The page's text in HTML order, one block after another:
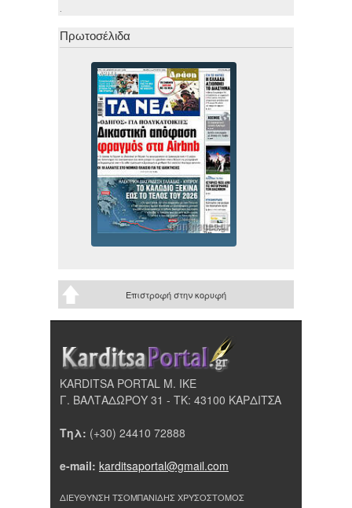
.
Πρωτοσέλιδα
Επιστροφή στην κορυφή
KARDITSA PORTAL Μ. ΙΚΕ
Γ. ΒΑΛΤΑΔΩΡΟΥ 31 - ΤΚ: 43100 ΚΑΡΔΙΤΣΑ
Τηλ: (+30) 24410 72888
e-mail: karditsaportal@gmail.com
ΔΙΕΥΘΥΝΣΗ ΤΣΟΜΠΑΝΙΔΗΣ ΧΡΥΣΟΣΤΟΜΟΣ